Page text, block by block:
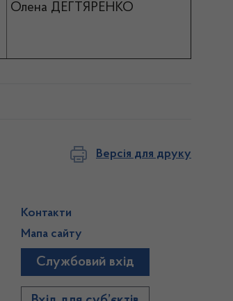
Олена ДЕГТЯРЕНКО
Версія для друку
Контакти
Мапа сайту
Службовий вхід